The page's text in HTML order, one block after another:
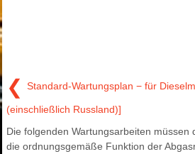
❮ Standard-Wartungsplan − für
(einschließlich Russland)]
Die folgenden Wartungsarbeiten müssen
die ordnungsgemäße Funktion der